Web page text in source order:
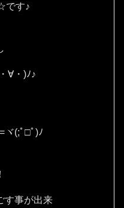
です♪
∀・)ﾉ♪
ヾ(;ﾟ□ﾟ)ﾉ
す事が出来